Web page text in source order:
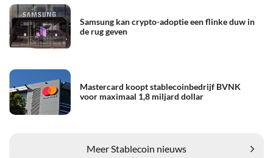
Samsung kan crypto-adoptie een flinke duw in
de rug geven
Mastercard koopt stablecoinbedrijf BVNK
voor maximaal 1,8 miljard dollar
Meer Stablecoin nieuws